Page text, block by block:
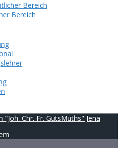
Bereich
Bereich